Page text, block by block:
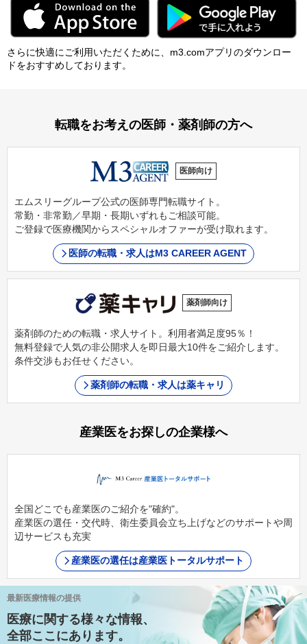
さらに快適にご利⽤いただくために、m3.comアプリのダウンロー
ドをおすすめしております。
転職をお考えの医師・薬剤師の方へ
医師向け
エムスリーグループ公式の医師専門転職サイト。
常勤・非常勤／早期・長期いずれもご相談可能。
ご登録で医療機関からスペシャルオファーが受け取れます。
医師の転職・求人はM3 CAREER AGENT
薬剤師向け
薬剤師のための転職・求人サイト。利用者満足度95％！
無料登録で人気の非公開求人を即日最大10件をご紹介します。
条件交渉もお任せください。
薬剤師の転職・求人は薬キャリ
産業医をお探しの企業様へ
全国どこでも産業医のご紹介を"確約"。
産業医の選任・交代時、衛生委員会立ち上げなどのサポートや周
辺サービスも充実
産業医の選任は産業医トータルサポート
最新医療情報の提供
医療に関する様々な情報、
全部ここにあります。